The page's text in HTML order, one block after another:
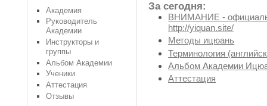
За сегодня:
ВНИМАНИЕ -
http://yiquan.site/
Методы ицюань
Терминология
Альбом Академии
Аттестация
Академия
Руководитель
Академии
Инструкторы и
группы
Альбом Академии
Ученики
Аттестация
Отзывы